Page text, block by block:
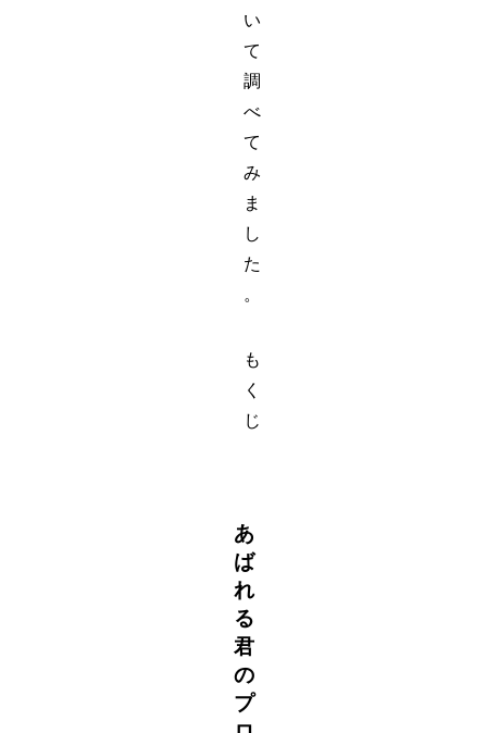
い
て
調
べ
て
み
ま
し
た
。
も
く
じ
あ
ば
れ
る
君
の
プ